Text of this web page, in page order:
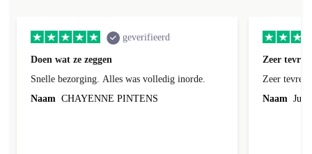
geverifieerd
Doen wat ze zeggen
Snelle bezorging. Alles was volledig inorde.
Naam CHAYENNE PINTENS
Zeer
Zeer
Naam